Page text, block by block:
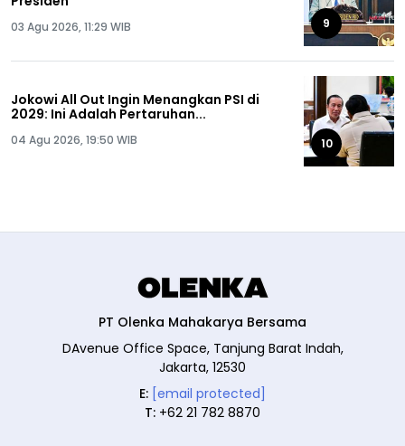
03 Agu 2026, 11:29 WIB 9
Jokowi All Out Ingin Menangkan PSI di
2029: Ini Adalah Pertaruhan...
04 Agu 2026, 19:50 WIB 10
PT Olenka Mahakarya Bersama
DAvenue Office Space, Tanjung Barat Indah,
Jakarta, 12530
E: [email protected]
T: +62 21 782 8870